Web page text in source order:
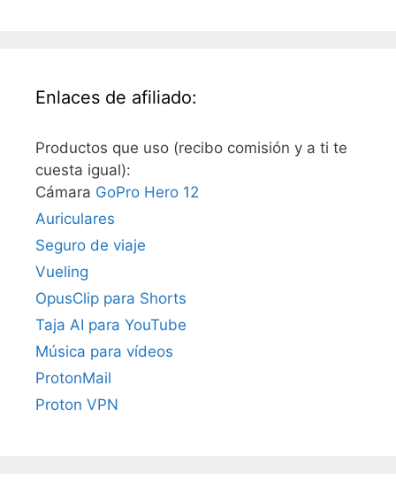
Enlaces de afiliado:
Productos que uso (recibo comisión y a ti te
cuesta igual):
Cámara GoPro Hero 12
Auriculares
Seguro de viaje
Vueling
OpusClip para Shorts
Taja AI para YouTube
Música para vídeos
ProtonMail
Proton VPN